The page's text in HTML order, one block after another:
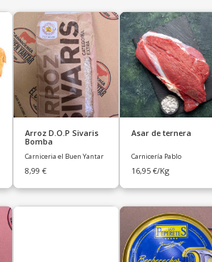
Arroz D.O.P Sivaris
Bomba
Carniceria el Buen Yantar
8,99 €
Asar de ternera
Carnicería Pablo
16,95 €/Kg